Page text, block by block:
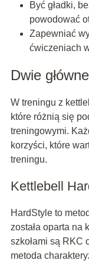
Być gładki,
powodować
Zapewniać
ćwiczeniach
Dwie
W treningu z
które różnią się
treningowymi.
korzyści, które
treningu.
Kettlebell
HardStyle to
została oparta na
szkołami są RKC
metoda